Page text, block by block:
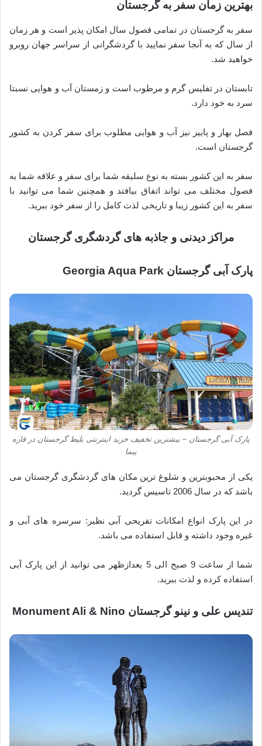
بهترین زمان سفر به گرجستان
سفر به گرجستان در تمامی فصول سال امکان پذیر است و هر زمان
از سال که به آنجا سفر نمایید با گردشگرانی از سراسر جهان روبرو
خواهید شد.
تابستان در تفلیس گرم و مرطوب است و زمستان آب و هوایی نسبتا
سرد به خود دارد.
فصل بهار و پاییز نیز آب و هوایی مطلوب برای سفر کردن به کشور
گرجستان است.
سفر به این کشور بسته به نوع سلیقه شما برای سفر و علاقه شما به
فصول مختلف می تواند اتفاق بیافتد و همچنین شما می توانید با
سفر به این کشور زیبا و تاریخی لذت کامل را از سفر خود ببرید.
مراکز دیدنی و جاذبه های گردشگری گرجستان
پارک آبی گرجستان Georgia Aqua Park
پارک آبی گرجستان – بیشترین تخفیف خرید اینترنتی بلیط گرجستان در قاره
پیما
یکی از محبوبترین و شلوغ ترین مکان های گردشگری گرجستان می
باشد که در سال 2006 تاسیس گردید.
در این پارک انواع امکانات تفریحی آبی نظیر: سرسره های آبی و
غیره وجود داشته و قابل استفاده می باشد.
شما از ساعت 9 صبح الی 5 بعدازظهر می توانید از این پارک آبی
استفاده کرده و لذت ببرید.
تندیس علی و نینو گرجستان Monument Ali & Nino